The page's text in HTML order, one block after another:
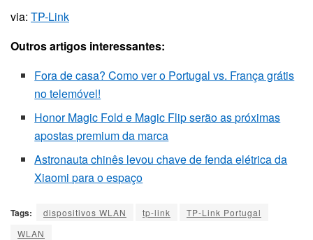
via: TP-Link
Outros artigos interessantes:
Fora de casa? Como ver o Portugal vs. França grátis
no telemóvel!
Honor Magic Fold e Magic Flip serão as próximas
apostas premium da marca
Astronauta chinês levou chave de fenda elétrica da
Xiaomi para o espaço
Tags: dispositivos WLAN tp-link
TP-Link Portugal
WLAN